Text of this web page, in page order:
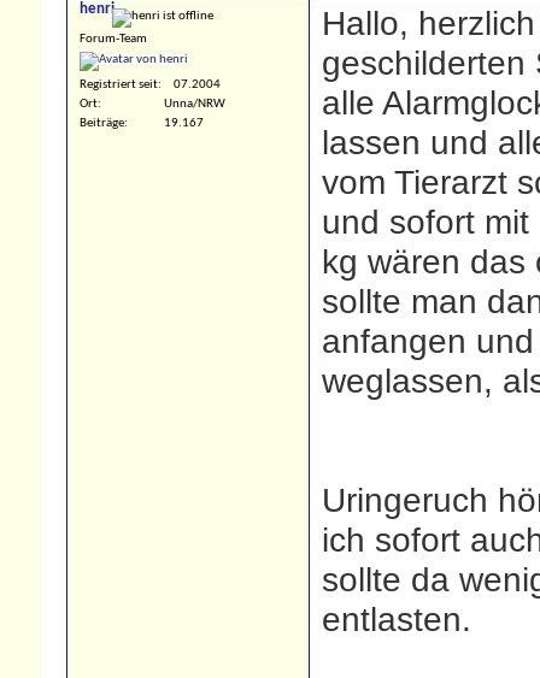
henri
Forum-Team
Registriert seit
07.2004
Ort
Unna/NRW
Beiträge
19.167
Hallo,
geschilderten
alle
lassen und
vom Tierarzt
und sofort
kg wären das
sollte man
anfangen
weglassen,
Uringeruch
ich sofort
sollte da
entlasten.